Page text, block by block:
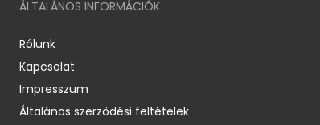
ÁLTALÁNOS INFORMÁCIÓK
Rólunk
Kapcsolat
Impresszum
Általános szerződési feltételek